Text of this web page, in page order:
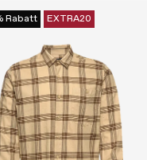
Rabatt EXTRA20